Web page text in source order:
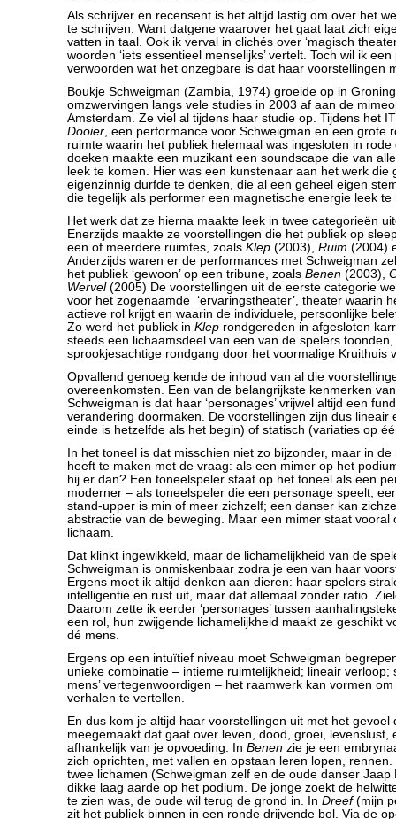
Als schrijver en recensent is het altijd lastig om over het
te schrijven. Want datgene waarover het gaat laat zich
vatten in taal. Ook ik verval in clichés over ‘magisch
woorden ‘iets essentieel menselijks’ vertelt. Toch wil ik
verwoorden wat het onzegbare is dat haar voorstellingen
Boukje Schweigman (Zambia, 1974) groeide op in
omzwervingen langs vele studies in 2003 af aan de
Amsterdam. Ze viel al tijdens haar studie op. Tijdens het
Dooier, een performance voor Schweigman en een grote
ruimte waarin het publiek helemaal was ingesloten in rode
doeken maakte een muzikant een soundscape die van
leek te komen. Hier was een kunstenaar aan het werk die
eigenzinnig durfde te denken, die al een geheel eigen
die tegelijk als performer een magnetische energie leek te
Het werk dat ze hierna maakte leek in twee categorieën
Enerzijds maakte ze voorstellingen die het publiek op
een of meerdere ruimtes, zoals Klep (2003), Ruim (2004)
Anderzijds waren er de performances met Schweigman
het publiek ‘gewoon’ op een tribune, zoals Benen (2003),
Wervel(2005) De voorstellingen uit de eerste categorie
voor het zogenaamde ‘ervaringstheater’, theater waarin
actieve rol krijgt en waarin de individuele, persoonlijke
Zo werd het publiek in Klep rondgereden in afgesloten
steeds een lichaamsdeel van een van de spelers
sprookjesachtige rondgang door het voormalige Kruithuis
Opvallend genoeg kende de inhoud van al die
overeenkomsten. Een van de belangrijkste kenmerken
Schweigman is dat haar ‘personages’ vrijwel altijd een
verandering doormaken. De voorstellingen zijn dus lineair
einde is hetzelfde als het begin) of statisch (variaties op
In het toneel is dat misschien niet zo bijzonder, maar in
heeft te maken met de vraag: als een mimer op het
hij er dan? Een toneelspeler staat op het toneel als een
moderner – als toneelspeler die een personage speelt;
stand-upper is min of meer zichzelf; een danser kan
abstractie van de beweging. Maar een mimer staat vooral
lichaam.
Dat klinkt ingewikkeld, maar de lichamelijkheid van de
Schweigman is onmiskenbaar zodra je een van haar
Ergens moet ik altijd denken aan dieren: haar spelers
intelligentie en rust uit, maar dat allemaal zonder ratio.
Daarom zette ik eerder ‘personages’ tussen
een rol, hun zwijgende lichamelijkheid maakt ze geschikt
dé mens.
Ergens op een intuïtief niveau moet Schweigman
unieke combinatie – intieme ruimtelijkheid; lineair verloop;
mens’ vertegenwoordigen – het raamwerk kan vormen
verhalen te vertellen.
En dus kom je altijd haar voorstellingen uit met het gevoel
meegemaakt dat gaat over leven, dood, groei, levenslust,
afhankelijk van je opvoeding. In Benen zie je een
zich oprichten, met vallen en opstaan leren lopen,
twee lichamen (Schweigman zelf en de oude danser Jaap
dikke laag aarde op het podium. De jonge zoekt de
te zien was, de oude wil terug de grond in. In Dreef(mijn
zit het publiek binnen in een ronde drijvende bol. Via de